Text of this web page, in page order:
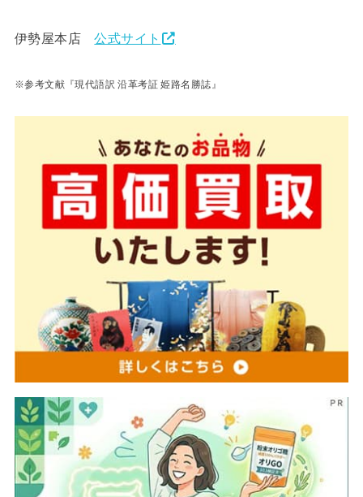
伊勢屋本店公式サイト
※参考文献『現代語訳 沿革考証 姫路名勝誌』